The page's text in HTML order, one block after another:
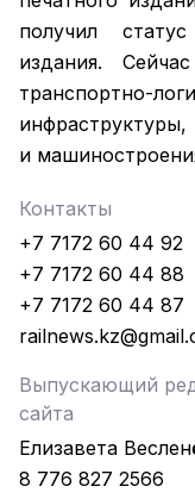
получил
издания.
транспортно-
и
Контакты
+7 7172 60 44 92
+7 7172 60 44 88
+7 7172 60 44 87
Выпускающий
сайта
Елизавета
8 776 827 2566